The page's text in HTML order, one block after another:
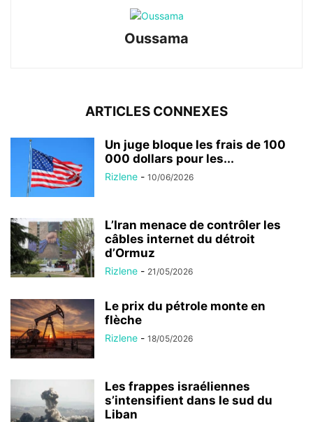
Oussama
ARTICLES CONNEXES
Un juge bloque les frais de 100
000 dollars pour les...
Rizlene - 10/06/2026
L’Iran menace de contrôler les
câbles internet du détroit
d’Ormuz
Rizlene - 21/05/2026
Le prix du pétrole monte en
flèche
Rizlene - 18/05/2026
Les frappes israéliennes
s’intensifient dans le sud du
Liban